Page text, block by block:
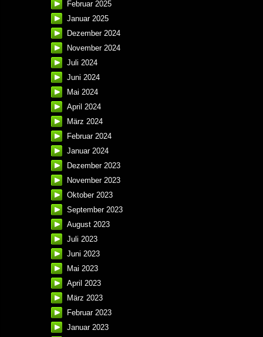
Februar 2025
Januar 2025
Dezember 2024
November 2024
Juli 2024
Juni 2024
Mai 2024
April 2024
März 2024
Februar 2024
Januar 2024
Dezember 2023
November 2023
Oktober 2023
September 2023
August 2023
Juli 2023
Juni 2023
Mai 2023
April 2023
März 2023
Februar 2023
Januar 2023